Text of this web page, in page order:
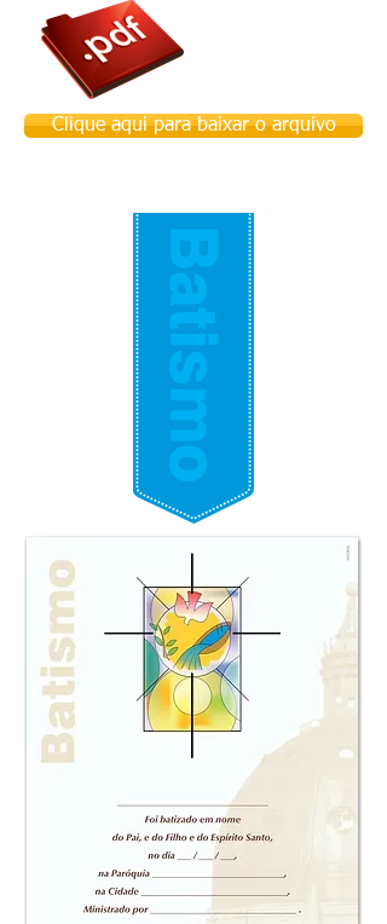
Clique aqui para baixar o arquivo